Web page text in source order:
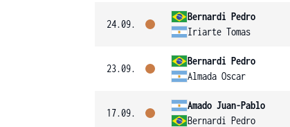
24.09.
Bernardi Pedro
Iriarte Tomas
23.09.
Bernardi Pedro
Almada Oscar
17.09.
Amado Juan-Pablo
Bernardi Pedro